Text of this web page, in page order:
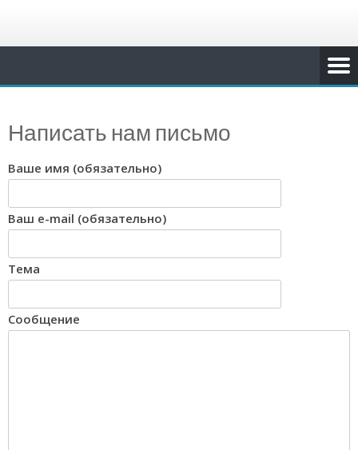
Написать нам письмо
Ваше имя (обязательно)
Ваш e-mail (обязательно)
Тема
Сообщение